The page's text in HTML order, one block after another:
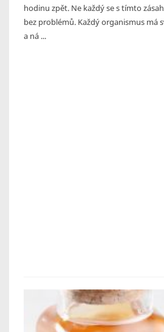
hodinu zpět. Ne každý se s tímto
bez problémů. Každý organismus má
a ná ...